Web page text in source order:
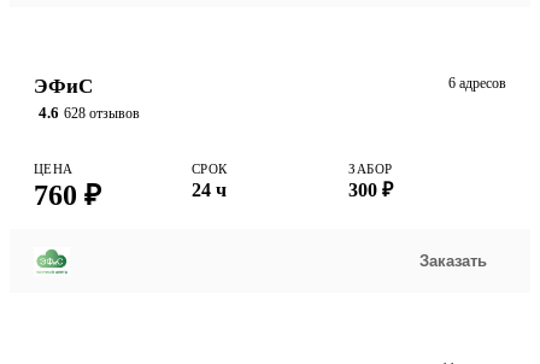
ЭФиС
4.6 628 отзывов
6 адресов
ЦЕНА
760 ₽
СРОК
24 ч
ЗАБОР
300 ₽
Заказать